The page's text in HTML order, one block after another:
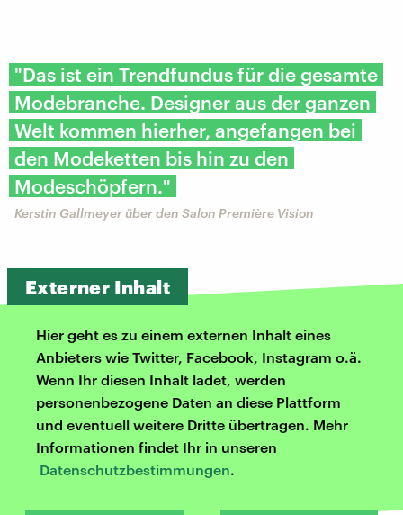
"Das ist ein Trendfundus für die gesamte
Modebranche. Designer aus der ganzen
Welt kommen hierher, angefangen bei
den Modeketten bis hin zu den
Modeschöpfern."
Kerstin Gallmeyer über den Salon Première Vision
Externer Inhalt
Hier geht es zu einem externen Inhalt eines
Anbieters wie Twitter, Facebook, Instagram o.ä.
Wenn Ihr diesen Inhalt ladet, werden
personenbezogene Daten an diese Plattform
und eventuell weitere Dritte übertragen. Mehr
Informationen findet Ihr in unseren
Datenschutzbestimmungen.